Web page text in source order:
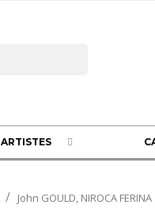
ARTISTES
John GOULD, NIROCA FERINA